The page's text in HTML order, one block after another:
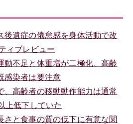
後遺症の倦怠感を身体活動で改
ィブレビュー
動不足と体重増が二極化、高齢
感染者は要注意
、高齢者の移動動作能力は通常
上低下していた
さと食事の質の低下に有意な関